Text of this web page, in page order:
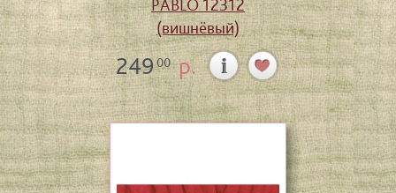
PABLO 12312
(вишнёвый)
24900р.